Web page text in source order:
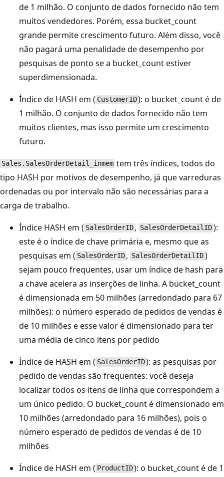
de 1 milhão. O conjunto de dados fornecido não tem
muitos vendedores. Porém, essa bucket_count
grande permite crescimento futuro. Além disso, você
não pagará uma penalidade de desempenho por
pesquisas de ponto se a bucket_count estiver
superdimensionada.
Índice de HASH em ( CustomerID): o bucket_count é de
1 milhão. O conjunto de dados fornecido não tem
muitos clientes, mas isso permite um crescimento
futuro.
Sales.SalesOrderDetail_inmem tem três índices, todos do
tipo HASH por motivos de desempenho, já que varreduras
ordenadas ou por intervalo não são necessárias para a
carga de trabalho.
Índice HASH em ( SalesOrderID , SalesOrderDetailID):
este é o índice de chave primária e, mesmo que as
pesquisas em ( SalesOrderID , SalesOrderDetailID)
sejam pouco frequentes, usar um índice de hash para
a chave acelera as inserções de linha. A bucket_count
é dimensionada em 50 milhões (arredondado para 67
milhões): o número esperado de pedidos de vendas é
de 10 milhões e esse valor é dimensionado para ter
uma média de cinco itens por pedido
Índice de HASH em ( SalesOrderID): as pesquisas por
pedido de vendas são frequentes: você deseja
localizar todos os itens de linha que correspondem a
um único pedido. O bucket_count é dimensionado em
10 milhões (arredondado para 16 milhões), pois o
número esperado de pedidos de vendas é de 10
milhões
Índice de HASH em ( ProductID): o bucket_count é de 1